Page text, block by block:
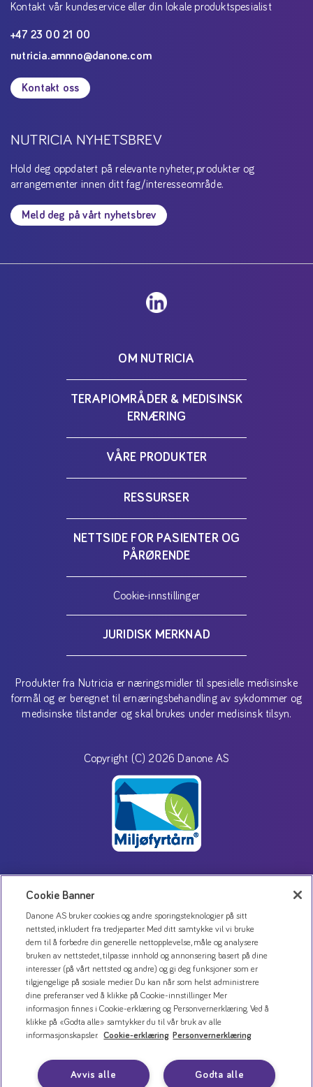
Kontakt vår kundeservice eller din lokale produktspesialist
+47 23 00 21 00
nutricia.amnno@danone.com
Kontakt oss
NUTRICIA NYHETSBREV
Hold deg oppdatert på relevante nyheter, produkter og
arrangementer innen ditt fag/interesseområde.
Meld deg på vårt nyhetsbrev
OM NUTRICIA
TERAPIOMRÅDER & MEDISINSK
ERNÆRING
VÅRE PRODUKTER
RESSURSER
NETTSIDE FOR PASIENTER OG
PÅRØRENDE
Cookie-innstillinger
JURIDISK MERKNAD
Produkter fra Nutricia er næringsmidler til spesielle medisinske
formål og er beregnet til ernæringsbehandling av sykdommer og
medisinske tilstander og skal brukes under medisinsk tilsyn.
Copyright (C) 2026 Danone AS
Personvernerklæring
Bruk av informasjonskapsler
Åpenhetsloven
Cookie Banner
Danone AS bruker cookies og andre sporingsteknologier på sitt
nettsted, inkludert fra tredjeparter. Med ditt samtykke vil vi bruke
dem til å forbedre din generelle nettopplevelse, måle og analysere
bruken av nettstedet, tilpasse innhold og annonsering basert på dine
interesser (på vårt nettsted og andre) og gi deg funksjoner som er
tilgjengelige på sosiale medier. Du kan når som helst administrere
dine preferanser ved å klikke på Cookie-innstillinger. Mer
informasjon finnes i Cookie-erklæring og Personvernerklæring. Ved å
klikke på «Godta alle» samtykker du til vår bruk av alle
informasjonskapsler.
Cookie-erklæring Personvernerklæring
Godta alle
Avvis alle